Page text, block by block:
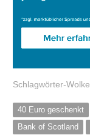
Schlagwörter-Wolke
40 Euro geschenkt
Bank of Scotland